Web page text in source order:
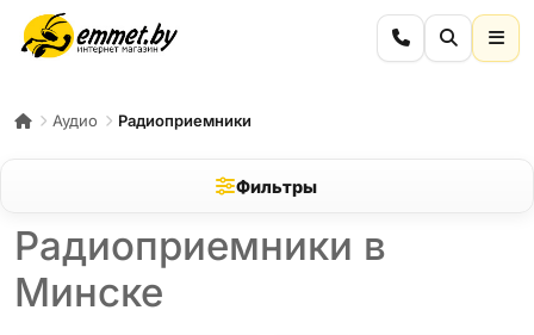
Аудио Радиоприемники
Фильтры
Радиоприемники в
Минске